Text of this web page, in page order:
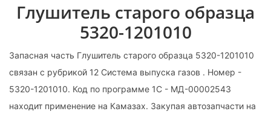
Глушитель старого образца
5320-1201010
Запасная часть Глушитель старого образца 5320-1201010
связан с рубрикой 12 Система выпуска газов . Номер -
5320-1201010. Код по программе 1С - МД-00002543
находит применение на Камазах. Закупая автозапчасти на